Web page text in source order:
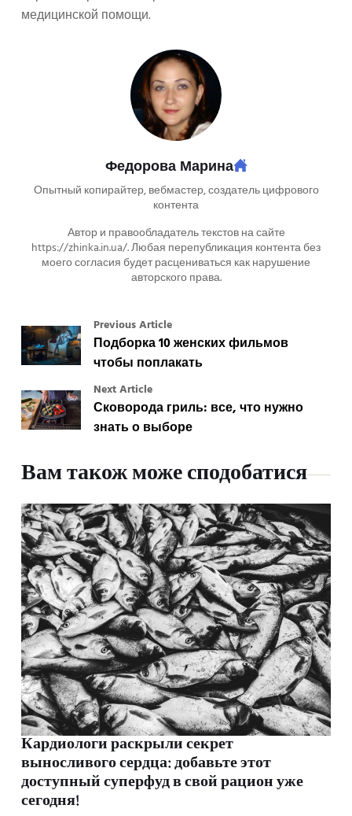
медицинской помощи.
Федорова Марина
Опытный копирайтер, вебмастер, создатель цифрового
контента
Автор и правообладатель текстов на сайте
https://zhinka.in.ua/. Любая перепубликация контента без
моего согласия будет расцениваться как нарушение
авторского права.
Previous Article
Подборка 10 женских фильмов
чтобы поплакать
Next Article
Сковорода гриль: все, что нужно
знать о выборе
Вам також може сподобатися
Кардиологи раскрыли секрет
выносливого сердца: добавьте этот
доступный суперфуд в свой рацион уже
сегодня!